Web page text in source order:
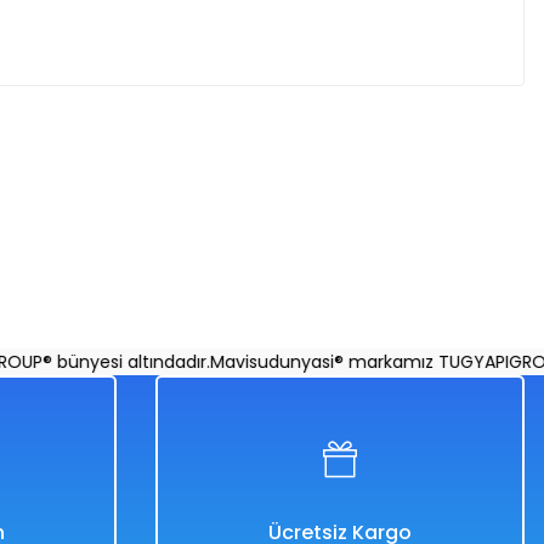
Bestway Turuncu Bot 1000 (Sadece Bot) 155x97 Cm
bünyesi altındadır.Mavisudunyasi® markamız
Ücretsiz Kargo